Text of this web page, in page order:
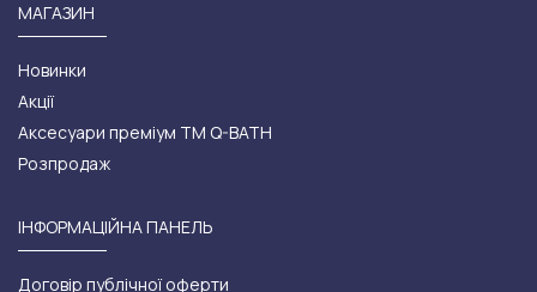
МАГАЗИН
Новинки
Акції
Аксесуари преміум ТМ Q-BATH
Розпродаж
ІНФОРМАЦІЙНА ПАНЕЛЬ
Договір публічної оферти